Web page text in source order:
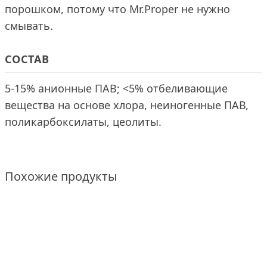
порошком, потому что Mr.Proper не нужно
смывать.
СОСТАВ
5-15% анионные ПАВ; <5% отбеливающие
вещества на основе хлора, неиногенные ПАВ,
поликарбоксилаты, цеолиты.
Похожие продукты